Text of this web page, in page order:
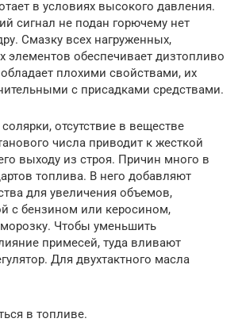
в условиях высокого давления.
сигнал не подан горючему нет
Смазку всех нагруженных,
элементов обеспечивает дизтопливо
плохими свойствами, их
с присадками средствами.
отсутствие в веществе
числа приводит к жесткой
выходу из строя. Причин много в
топлива. В него добавляют
для увеличения объемов,
с бензином или керосином,
Чтобы уменьшить
примесей, туда вливают
Для двухтактного масла
в топливе.